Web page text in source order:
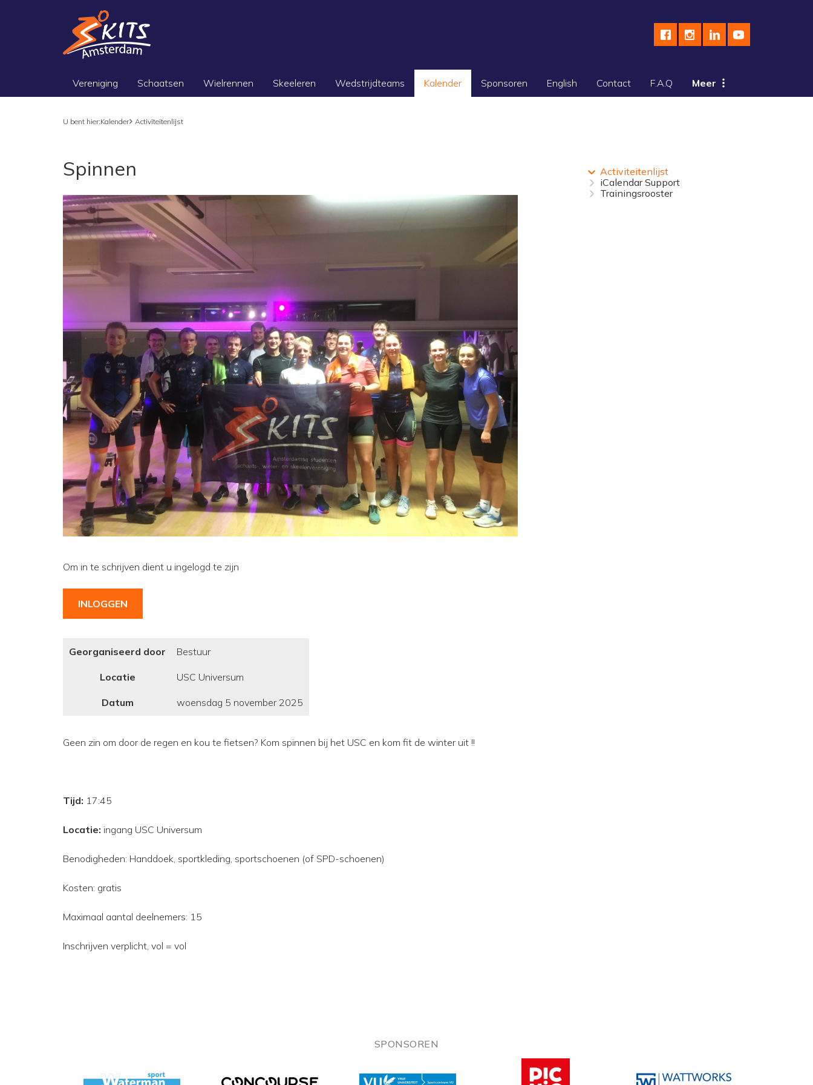
Vereniging Schaatsen Wielrennen Skeeleren Wedstrijdteams Kalender Sponsoren English Contact F.A.Q Meer
U bent hier:Kalender Activiteitenlijst
Spinnen
Om in te schrijven dient u ingelogd te zijn
INLOGGEN
Georganiseerd door Bestuur
Locatie USC Universum
Datum woensdag 5 november 2025
Geen zin om door de regen en kou te fietsen? Kom spinnen bij het USC en kom fit de winter uit !!
Tijd: 17:45
Locatie: ingang USC Universum
Benodigheden: Handdoek, sportkleding, sportschoenen (of SPD-schoenen)
Kosten: gratis
Maximaal aantal deelnemers: 15
Inschrijven verplicht, vol = vol
Activiteitenlijst
iCalendar Support
Trainingsrooster
SPONSOREN